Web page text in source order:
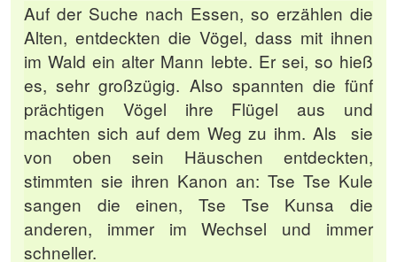
Auf der Suche nach Essen, so erzählen die
Alten, entdeckten die Vögel, dass mit ihnen
im Wald ein alter Mann lebte. Er sei, so hieß
es, sehr großzügig. Also spannten die fünf
prächtigen Vögel ihre Flügel aus und
machten sich auf dem Weg zu ihm. Als sie
von oben sein Häuschen entdeckten,
stimmten sie ihren Kanon an: Tse Tse Kule
sangen die einen, Tse Tse Kunsa die
anderen, immer im Wechsel und immer
schneller.